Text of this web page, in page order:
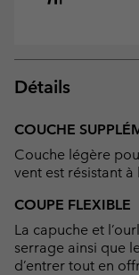
Détails
COUCHE
Couche légère
vent est résistant à
COUPE FLEXIBLE
La capuche et
serrage ainsi que
d’entrer tout en